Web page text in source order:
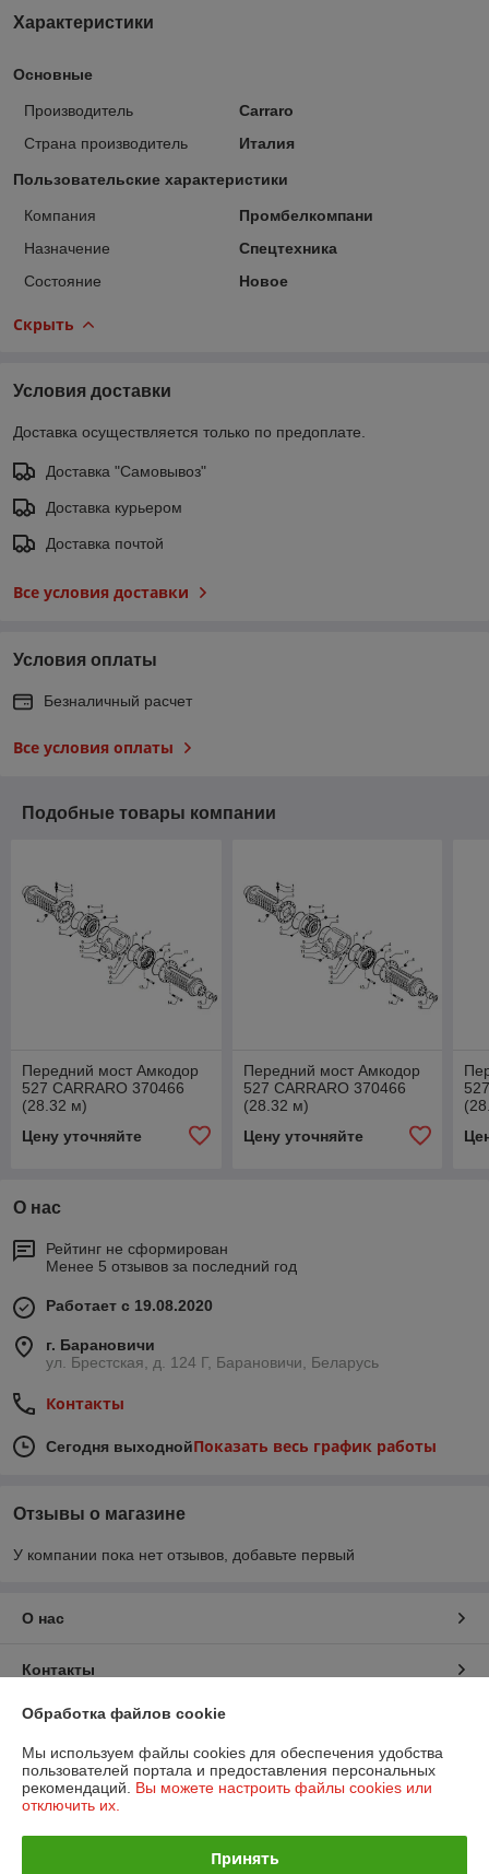
Характеристики
Основные
Производитель
Carraro
Страна производитель
Италия
Пользовательские характеристики
Компания
Промбелкомпани
Назначение
Спецтехника
Состояние
Новое
Скрыть
Условия доставки
Доставка осуществляется только по предоплате.
Доставка "Самовывоз"
Доставка курьером
Доставка почтой
Все условия доставки
Условия оплаты
Безналичный расчет
Все условия оплаты
Подобные товары компании
Передний мост Амкодор
527 CARRARO 370466
(28.32 м)
Цену уточняйте
Передний мост Амкодор
527 CARRARO 370466
(28.32 м)
Цену уточняйте
О нас
Рейтинг не сформирован
Менее 5 отзывов за последний год
Работает с 19.08.2020
г. Барановичи
ул. Брестская, д. 124 Г, Барановичи, Беларусь
Контакты
Сегодня выходнойПоказать весь график работы
Отзывы о магазине
У компании пока нет отзывов, добавьте первый
О нас
Контакты
Доставка и оплата
График работы
Обработка файлов cookie
Мы используем файлы cookies для обеспечения удобства
пользователей портала и предоставления персональных
рекомендаций. Вы можете настроить файлы cookies или
отключить их.
Принять